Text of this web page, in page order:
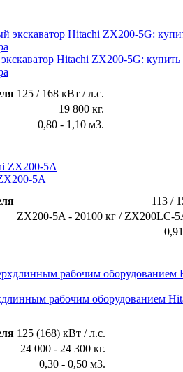
Hitachi ZX200-5G: купить
125 / 168 кВт / л.с.
19 800 кг.
0,80 - 1,10 м3.
5A
113 /
ZX200-5A - 20100 кг / ZX200LC-
рабочим оборудованием
125 (168) кВт / л.с.
24 000 - 24 300 кг.
0,30 - 0,50 м3.